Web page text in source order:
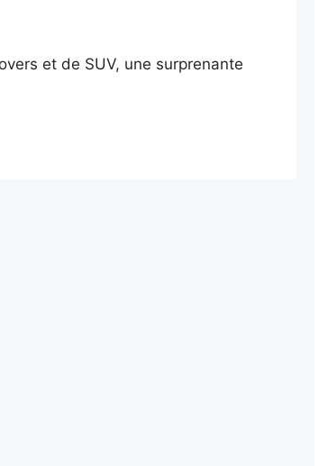
et de SUV, une surprenante